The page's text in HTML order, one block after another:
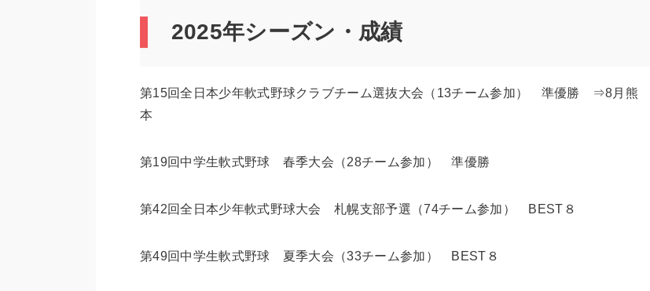
2025年シーズン・成績
第15回全日本少年軟式野球クラブチーム選抜大会（13チーム参加） 準優勝 ⇒8月熊
本
第19回中学生軟式野球 春季大会（28チーム参加） 準優勝
第42回全日本少年軟式野球大会 札幌支部予選（74チーム参加） BEST８
第49回中学生軟式野球 夏季大会（33チーム参加） BEST８